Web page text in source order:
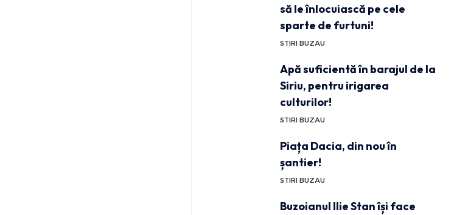
să le înlocuiască pe cele
sparte de furtuni!
STIRI BUZAU
Apă suficientă în barajul de la
Siriu, pentru irigarea
culturilor!
STIRI BUZAU
Piața Dacia, din nou în
șantier!
STIRI BUZAU
Buzoianul Ilie Stan își face